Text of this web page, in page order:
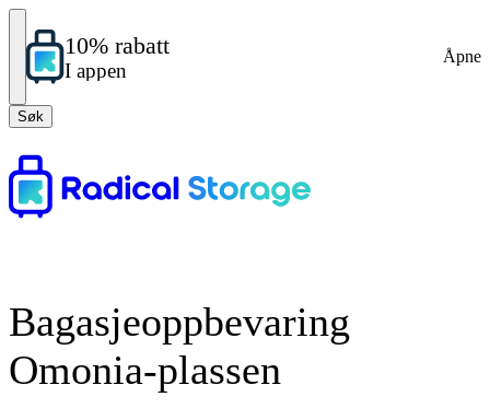
10% rabatt
I appen
Åpne
Søk
Bagasjeoppbevaring
Omonia-plassen